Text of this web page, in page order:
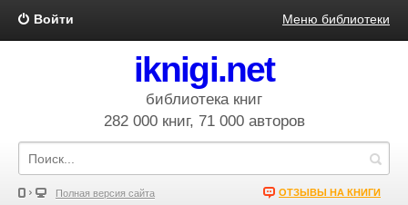
Войти Меню библиотеки
iknigi.net
библиотека книг
282 000 книг, 71 000 авторов
Полная версия сайта ОТЗЫВЫ НА КНИГИ